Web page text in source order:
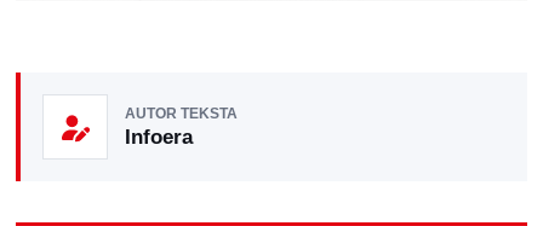
AUTOR TEKSTA
Infoera